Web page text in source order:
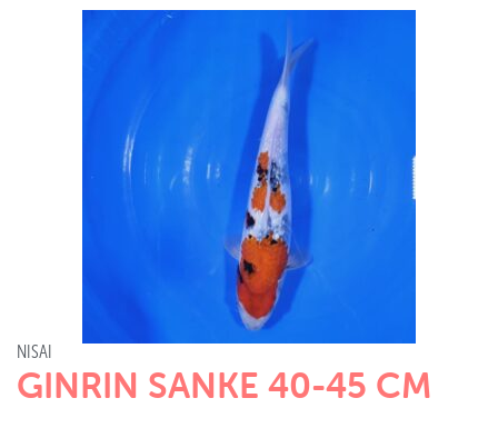
NISAI
GINRIN SANKE 40-45 CM